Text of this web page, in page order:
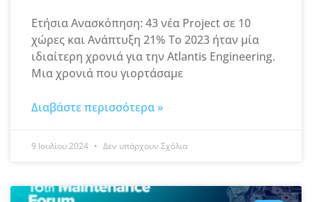
Ετήσια Ανασκόπηση: 43 νέα Project σε 10
χώρες και Ανάπτυξη 21% Το 2023 ήταν μία
ιδιαίτερη χρονιά για την Atlantis Engineering.
Μια χρονιά που γιορτάσαμε
Διαβάστε περισσότερα »
9 Ιουλίου 2024 Δεν υπάρχουν Σχόλια